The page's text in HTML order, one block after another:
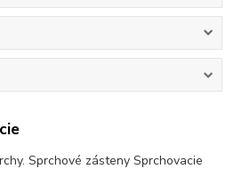
Sprchové zásteny Sprchovacie